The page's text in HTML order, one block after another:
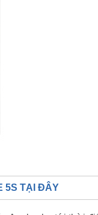
5S TẠI ĐÂY